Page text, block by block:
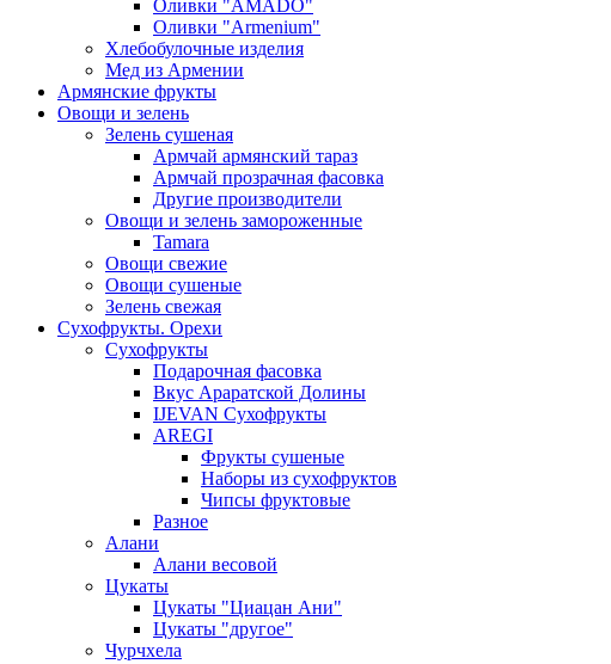
Оливки "AMADO"
Оливки "Armenium"
Хлебобулочные изделия
Мед из Армении
Армянские фрукты
Овощи и зелень
Зелень сушеная
Армчай армянский тараз
Армчай прозрачная фасовка
Другие производители
Овощи и зелень замороженные
Tamara
Овощи свежие
Овощи сушеные
Зелень свежая
Сухофрукты. Орехи
Сухофрукты
Подарочная фасовка
Вкус Араратской Долины
IJEVAN Сухофрукты
AREGI
Фрукты сушеные
Наборы из сухофруктов
Чипсы фруктовые
Разное
Алани
Алани весовой
Цукаты
Цукаты "Циацан Ани"
Цукаты "другое"
Чурчхела